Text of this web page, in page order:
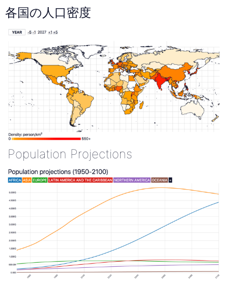
各国の人口密度
Population Projections